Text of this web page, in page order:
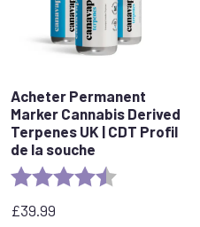
Acheter Permanent
Marker Cannabis Derived
Terpenes UK | CDT Profil
de la souche
Rating:
£39.99